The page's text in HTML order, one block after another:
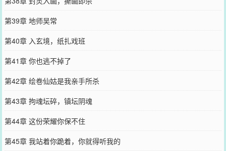
第39章 地师吴常
第40章 入玄境，纸扎戏班
第41章 你也逃不掉了
第42章 绘卷仙姑是我亲手所杀
第43章 拘魂坛碎，镇坛阴魂
第44章 这份荣耀你保不住
第45章 我站着你跪着，你就得听我的